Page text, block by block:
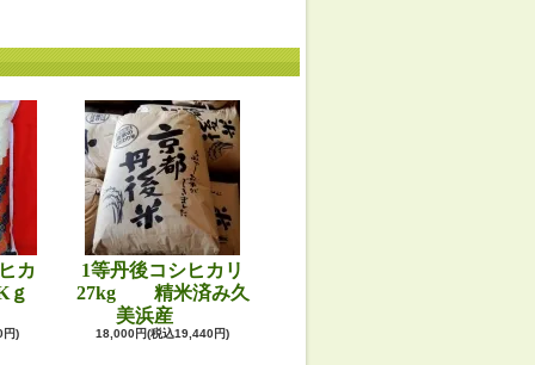
カ
ｇ
円)
1等丹後コシヒカリ
27kg 精米済み久
美浜産
18,000円(税込19,440円)